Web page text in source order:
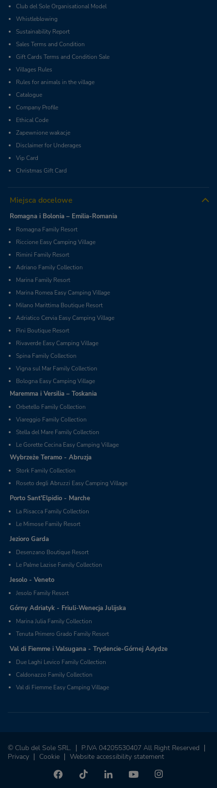
Club del Sole Organisational Model
Whistleblowing
Sustainability Report
Sales Terms and Condition
Gift Cards Terms and Condition Sale
Villages Rules
Rules for animals in the village
Catalogue
Company Profile
Ethical Code
Zapewnione wakacje
Disclaimer for Underages
Vip Card
Christmas Gift Card
Miejsca docelowe
Romagna i Bolonia – Emilia-Romania
Romagna Family Resort
Riccione Easy Camping Village
Rimini Family Resort
Adriano Family Collection
Marina Family Resort
Marina Romea Easy Camping Village
Milano Marittima Boutique Resort
Adriatico Cervia Easy Camping Village
Pini Boutique Resort
Rivaverde Easy Camping Village
Spina Family Collection
Vigna sul Mar Family Collection
Bologna Easy Camping Village
Maremma i Versilia – Toskania
Orbetello Family Collection
Viareggio Family Collection
Stella del Mare Family Collection
Le Gorette Cecina Easy Camping Village
Wybrzeże Teramo - Abruzja
Stork Family Collection
Roseto degli Abruzzi Easy Camping Village
Porto Sant'Elpidio - Marche
La Risacca Family Collection
Le Mimose Family Resort
Jezioro Garda
Desenzano Boutique Resort
Le Palme Lazise Family Collection
Jesolo - Veneto
Jesolo Family Resort
Górny Adriatyk - Friuli-Wenecja Julijska
Marina Julia Family Collection
Tenuta Primero Grado Family Resort
Val di Fiemme i Valsugana - Trydencie-Górnej Adydze
Due Laghi Levico Family Collection
Caldonazzo Family Collection
Val di Fiemme Easy Camping Village
© Club del Sole SRL.
P.IVA 04205530407 All Right Reserved
Privacy
Cookie Website accessibility statement